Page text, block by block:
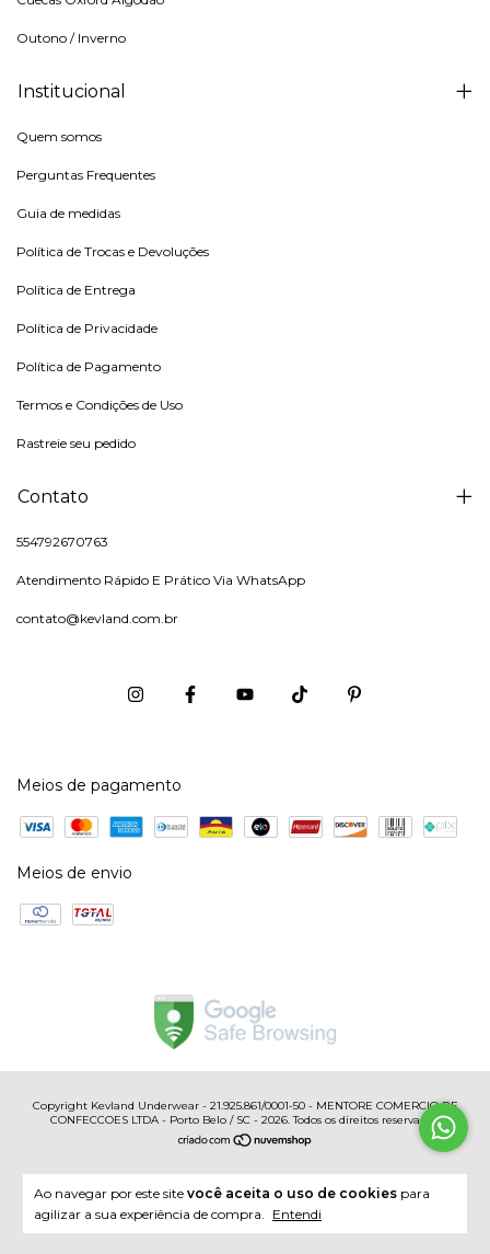
Ao navegar por este site você aceita o uso de cookies para
agilizar a sua experiência de compra. Entendi
Outono / Inverno
Institucional
Quem somos
Perguntas Frequentes
Guia de medidas
Política de Trocas e Devoluções
Política de Entrega
Política de Privacidade
Política de Pagamento
Termos e Condições de Uso
Rastreie seu pedido
Contato
554792670763
Atendimento Rápido E Prático Via WhatsApp
contato@kevland.com.br
Meios de pagamento
Meios de envio
Copyright Kevland Underwear - 21.925.861/0001-50 - MENTORE COMERCIO DE
CONFECCOES LTDA - Porto Belo / SC - 2026. Todos os direitos reservados.